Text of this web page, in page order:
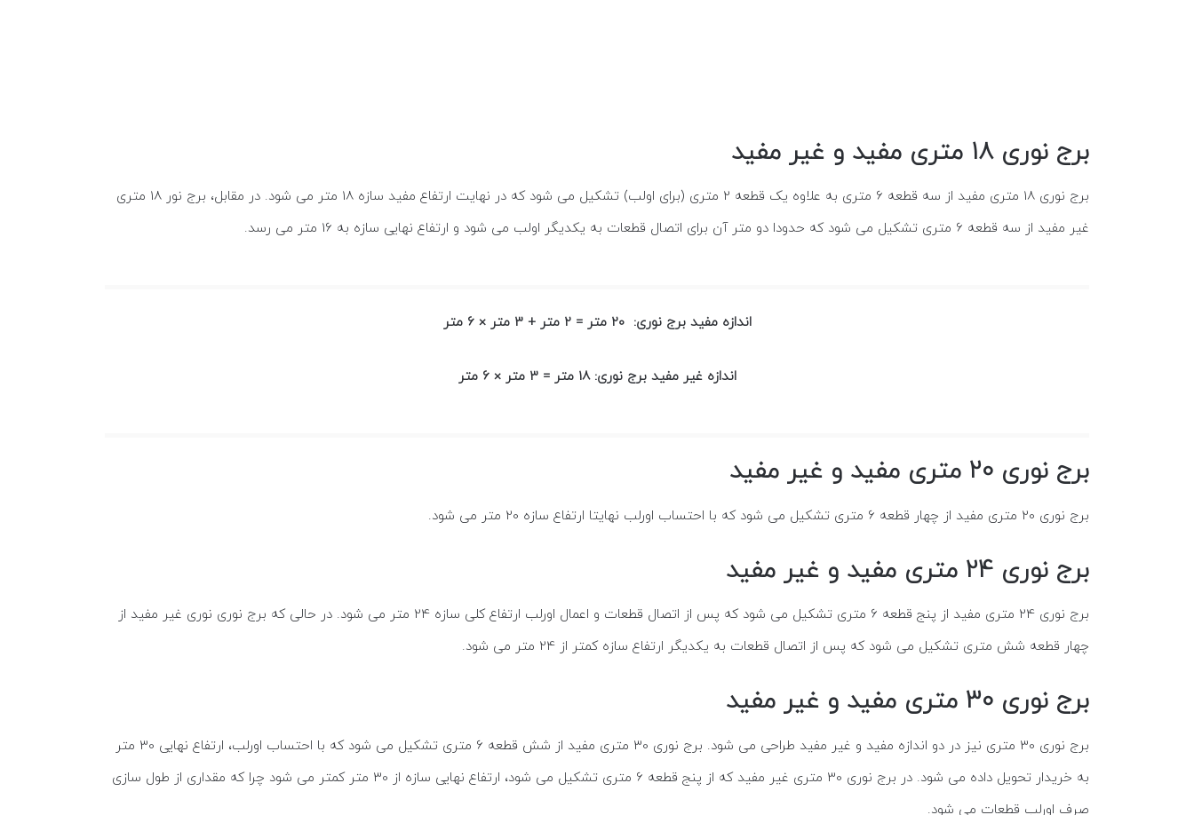
برج نوری 18 متری مفید و غیر مفید
برج نوری 18 متری مفید از سه قطعه 6 متری به علاوه یک قطعه 2 متری (برای اولب) تشکیل می شود که در نهایت ارتفاع مفید سازه 18 متر می شود. در مقابل، برج نور 18 متری
غیر مفید از سه قطعه 6 متری تشکیل می شود که حدودا دو متر آن برای اتصال قطعات به یکدیگر اولب می شود و ارتفاع نهایی سازه به 16 متر می رسد.
اندازه مفید برج نوری: 20 متر = 2 متر + 3 متر × 6 متر
اندازه غیر مفید برج نوری: 18 متر = 3 متر × 6 متر
برج نوری 20 متری مفید و غیر مفید
برج نوری 20 متری مفید از چهار قطعه 6 متری تشکیل می شود که با احتساب اورلب نهایتا ارتفاع سازه 20 متر می شود.
برج نوری 24 متری مفید و غیر مفید
برج نوری 24 متری مفید از پنج قطعه 6 متری تشکیل می شود که پس از اتصال قطعات و اعمال اورلب ارتفاع کلی سازه 24 متر می شود. در حالی که برج نوری نوری غیر مفید از
چهار قطعه شش متری تشکیل می شود که پس از اتصال قطعات به یکدیگر ارتفاع سازه کمتر از 24 متر می شود.
برج نوری 30 متری مفید و غیر مفید
برج نوری 30 متری نیز در دو اندازه مفید و غیر مفید طراحی می شود. برج نوری 30 متری مفید از شش قطعه 6 متری تشکیل می شود که با احتساب اورلب، ارتفاع نهایی 30 متر
به خریدار تحویل داده می شود. در برج نوری 30 متری غیر مفید که از پنج قطعه 6 متری تشکیل می شود، ارتفاع نهایی سازه از 30 متر کمتر می شود چرا که مقداری از طول سازی
صرف اورلب قطعات می شود.